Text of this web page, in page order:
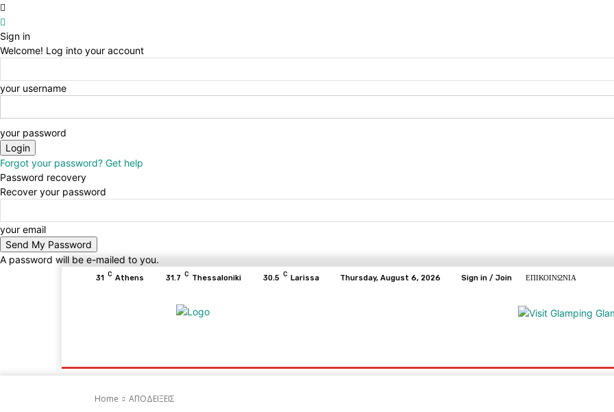
Sign in
Welcome! Log into your account
your username
your password
Forgot your password? Get help
Password recovery
Recover your password
your email
A password will be e-mailed to you.
31 C Athens 31.7 C Thessaloniki 30.5 C Larissa Thursday, August 6, 2026 Sign in / Join ΕΠΙΚΟΙΝΩΝΙΑ
Home ΑΠΟΔΕΙΞΕΙΣ